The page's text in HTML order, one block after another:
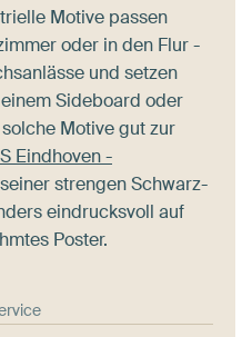
Motive passen
oder in den Flur -
und setzen
Sideboard oder
Motive gut zur
Eindhoven -
strengen Schwarz-
eindrucksvoll auf
Poster.